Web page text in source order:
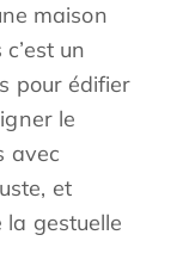
maison
un
pour édifier
le
avec
et
la gestuelle